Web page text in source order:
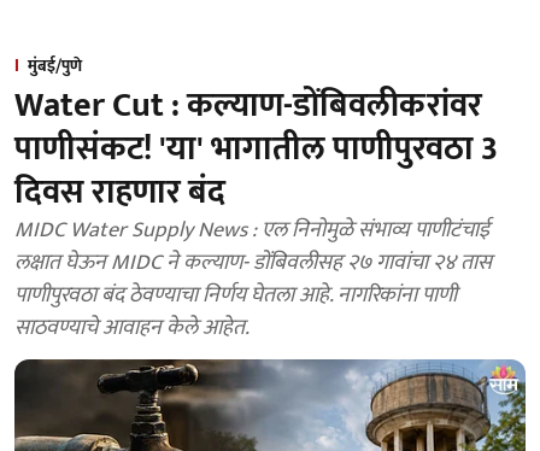
मुंबई/पुणे
Water Cut : कल्याण-डोंबिवलीकरांवर
पाणीसंकट! 'या' भागातील पाणीपुरवठा 3
दिवस राहणार बंद
MIDC Water Supply News : एल निनोमुळे संभाव्य पाणीटंचाई
लक्षात घेऊन MIDC ने कल्याण- डोंबिवलीसह २७ गावांचा २४ तास
पाणीपुरवठा बंद ठेवण्याचा निर्णय घेतला आहे. नागरिकांना पाणी
साठवण्याचे आवाहन केले आहेत.